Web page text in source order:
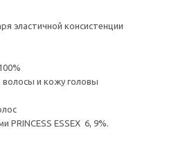
эластичной консистенции
волосы и кожу головы
PRINCESS ESSEX 6, 9%.